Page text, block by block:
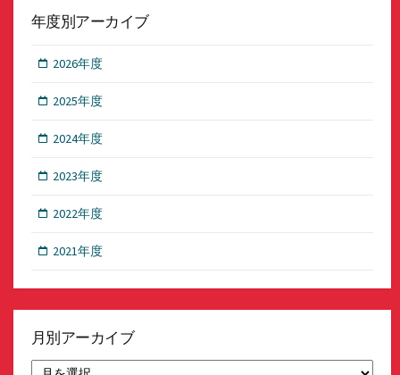
年度別アーカイブ
2026年度
2025年度
2024年度
2023年度
2022年度
2021年度
月別アーカイブ